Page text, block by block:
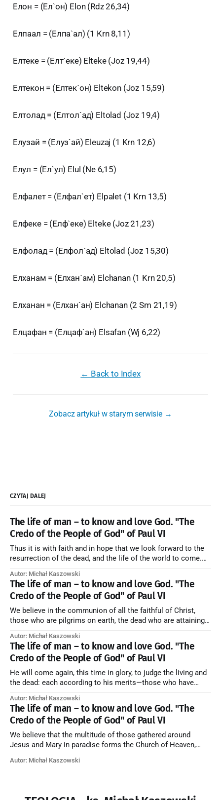
Елон = (Ел`он) Elon (Rdz 26,34)
Елпаал = (Елпа`ал) (1 Krn 8,11)
Елтеке = (Елт`еке) Elteke (Joz 19,44)
Елтекон = (Елтек`он) Eltekon (Joz 15,59)
Елтолад = (Елтол`ад) Eltolad (Joz 19,4)
Елузай = (Елуз`ай) Eleuzaj (1 Krn 12,6)
Елул = (Ел`ул) Elul (Ne 6,15)
Елфалет = (Елфал`ет) Elpalet (1 Krn 13,5)
Елфеке = (Елф`еке) Elteke (Joz 21,23)
Елфолад = (Елфол`ад) Eltolad (Joz 15,30)
Елханам = (Елхан`ам) Elchanan (1 Krn 20,5)
Елханан = (Елхан`ан) Elchanan (2 Sm 21,19)
Елцафан = (Елцаф`ан) Elsafan (Wj 6,22)
← Back to Index
Zobacz artykuł w starym serwisie →
CZYTAJ DALEJ
The life of man – to know and love God. "The
Credo of the People of God" of Paul VI
Thus it is with faith and in hope that we look forward to the
resurrection of the dead, and the life of the world to come.
artykuł w starym serwisie →
Autor: Michał Kaszowski
The life of man – to know and love God. "The
Credo of the People of God" of Paul VI
We believe in the communion of all the faithful of Christ,
those who are pilgrims on earth, the dead who are attaining
forming one Church; and we believe that in this communion
the merciful love of God and His saints is
Autor: Michał Kaszowski
The life of man – to know and love God. "The
Credo of the People of God" of Paul VI
He will come again, this time in glory, to judge the living and
the dead: each according to his merits—those who have
those who have refused them to the end going to the fire that
is not
Autor: Michał Kaszowski
The life of man – to know and love God. "The
Credo of the People of God" of Paul VI
We believe that the multitude of those gathered around
Jesus and Mary in paradise forms the Church of Heaven,
they also, in different degrees, are associated with the holy
Autor: Michał Kaszowski